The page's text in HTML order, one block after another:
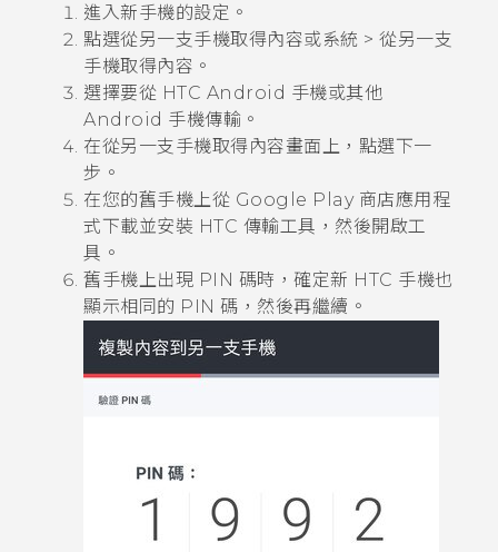
進入新手機的設定。
點選從另一支手機取得內容或系統 > 從另一支
手機取得內容 。
選擇要從 HTC Android 手機或其他
Android 手機傳輸。
在從另一支手機取得內容畫面上，點選下一
步 。
在您的舊手機上從 Google Play 商店應用程
式下載並安裝 HTC 傳輸工具 ，然後開啟工
具。
舊手機上出現 PIN 碼時，確定新 HTC 手機也
顯示相同的 PIN 碼，然後再繼續。